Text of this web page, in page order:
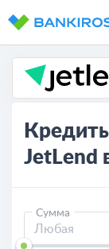
JetLend
Сумма